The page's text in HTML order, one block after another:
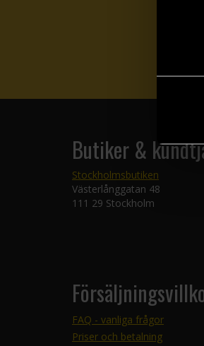
Butiker &
Stockholmsbutiken
Västerlånggatan 48
111 29 Stockholm
FAQ - vanliga frågor
Priser och betalning